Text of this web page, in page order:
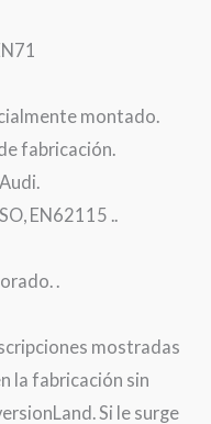
montado.
fabricación.
EN62115 ..
.
mostradas
la fabricación sin
Si le surge